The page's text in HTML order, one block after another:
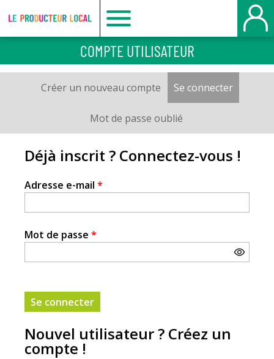
Le
producteur
local
Beauvais
COMPTE UTILISATEUR
OngletsCréer un nouveau compte Se connecter(onglet
Mot de passe oublié
Déjà inscrit ? Connectez-vous !
Adresse e-mail *
Mot de passe *
Nouvel utilisateur ? Créez un
compte !